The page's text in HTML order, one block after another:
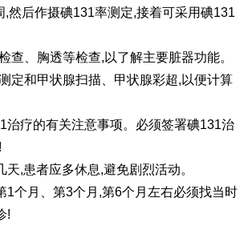
,然后作摄碘131率测定,接着可采用碘131
查、胸透等检查,以了解主要脏器功能。
定和甲状腺扫描、甲状腺彩超,以便计算
疗的有关注意事项。必须签署碘131治
,患者应多休息,避免剧烈活动。
个月、第3个月,第6个月左右必须找当时
!